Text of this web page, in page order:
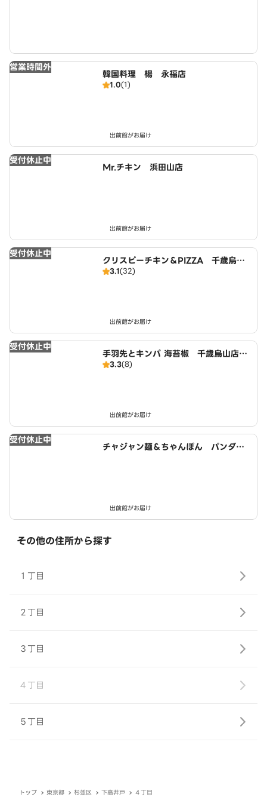
営業時間外
韓国料理 楊 永福店
1.0(1)
出前館がお届け
受付休止中
Mr.チキン 浜田山店
出前館がお届け
受付休止中
クリスピーチキン＆PIZZA 千歳烏山
店 CRISPY CHICKEN N' PIZZA C
3.1(32)
出前館がお届け
受付休止中
手羽先とキンパ 海苔椒 千歳烏山店
Wingchicken ＆ Kimbap Chitose
3.3(8)
出前館がお届け
受付休止中
チャジャン麺＆ちゃんぽん パンダ飯
出前館がお届け
その他の住所から探す
１丁目
２丁目
３丁目
４丁目
５丁目
トップ 東京都 杉並区 下高井戸 ４丁目